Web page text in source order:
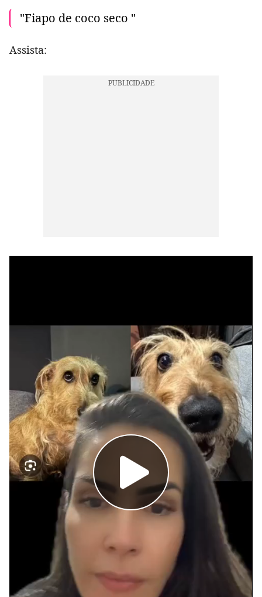
"Fiapo de coco seco "
Assista: